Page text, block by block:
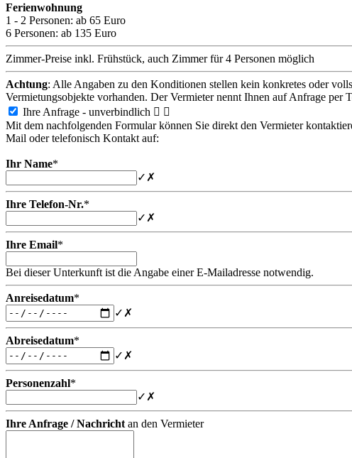
Ferienwohnung
1 - 2 Personen: ab 65 Euro
6 Personen: ab 135 Euro
Zimmer-Preise inkl. Frühstück, auch Zimmer für 4 Personen möglich
Achtung: Alle Angaben zu den Konditionen stellen kein konkretes oder
Vermietungsobjekte vorhanden. Der Vermieter nennt Ihnen auf Anfrage
Ihre Anfrage - unverbindlich  
Mit dem nachfolgenden Formular können Sie direkt den Vermieter
Mail oder telefonisch Kontakt auf:
Ihr Name*
✓ ✗
Ihre Telefon-Nr.*
✓ ✗
Ihre Email*
Bei dieser Unterkunft ist die Angabe einer E-Mailadresse notwendig.
Anreisedatum*
✓ ✗
Abreisedatum*
✓ ✗
Personenzahl*
✓ ✗
Ihre Anfrage / Nachricht an den Vermieter